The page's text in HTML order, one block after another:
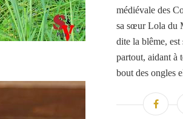
médiévale des
sa sœur Lola du
dite la blême,
partout, aidant à
bout des ongles